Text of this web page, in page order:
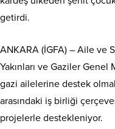
getirdi.
ANKARA (İGFA) – Aile ve
Yakınları ve Gaziler
gazi ailelerine destek
arasındaki iş birliği
projelerle destekleniyor.